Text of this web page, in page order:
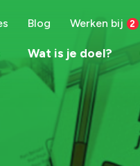
Blog Werken bij
Wat is je doel?